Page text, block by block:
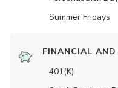
Summer Fridays
FINANCIAL
401(K)